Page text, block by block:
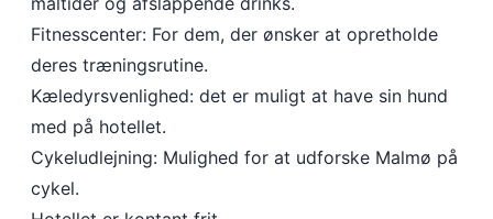
Fitnesscenter: For dem, der ønsker at opretholde
deres træningsrutine.
Kæledyrsvenlighed: det er muligt at have sin hund
med på hotellet.
Cykeludlejning: Mulighed for at udforske Malmø på
cykel.